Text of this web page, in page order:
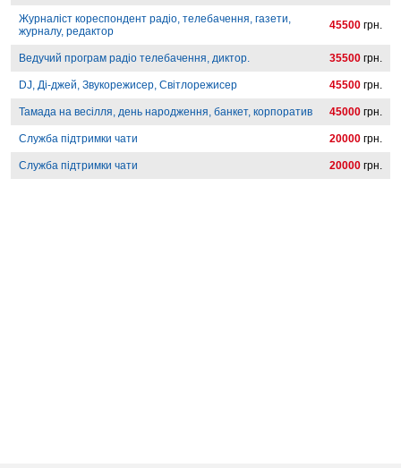
Журналіст кореспондент радіо, телебачення, газети,
журналу, редактор
45500 грн.
Ведучий програм радіо телебачення, диктор. 35500 грн.
DJ, Ді-джей, Звукорежисер, Світлорежисер 45500 грн.
Тамада на весілля, день народження, банкет, корпоратив 45000 грн.
Служба підтримки чати 20000 грн.
Служба підтримки чати 20000 грн.